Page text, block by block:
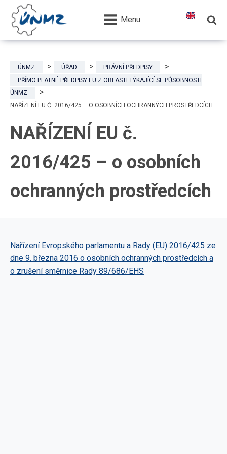
Menu
ÚNMZ ÚŘAD
PRÁVNÍ PŘEDPISY
PŘÍMO PLATNÉ PŘEDPISY EU Z OBLASTI TÝKAJÍCÍ SE PŮSOBNOSTI
ÚNMZ
NAŘÍZENÍ EU Č. 2016/425 – O OSOBNÍCH OCHRANNÝCH PROSTŘEDCÍCH
NAŘÍZENÍ EU č.
2016/425 – o osobních
ochranných prostředcích
Nařízení Evropského parlamentu a Rady (EU) 2016/425 ze
dne 9. března 2016 o osobních ochranných prostředcích a
o zrušení směrnice Rady 89/686/EHS